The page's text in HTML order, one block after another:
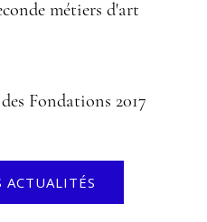
métiers d'art
Fondations 2017
ACTUALITÉS